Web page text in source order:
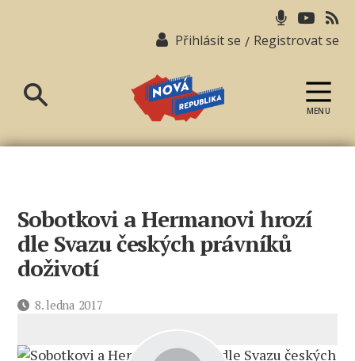
Přihlásit se / Registrovat se
republika
MENU
Sobotkovi a Hermanovi hrozí
dle Svazu českých právníků
doživotí
Datum8. ledna 2017